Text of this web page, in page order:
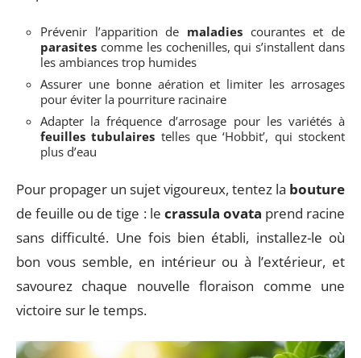
Prévenir l’apparition de maladies courantes et de
parasites comme les cochenilles, qui s’installent dans
les ambiances trop humides
Assurer une bonne aération et limiter les arrosages
pour éviter la pourriture racinaire
Adapter la fréquence d’arrosage pour les variétés à
feuilles tubulaires telles que ‘Hobbit’, qui stockent
plus d’eau
Pour propager un sujet vigoureux, tentez la bouture
de feuille ou de tige : le crassula ovata prend racine
sans difficulté. Une fois bien établi, installez-le où
bon vous semble, en intérieur ou à l’extérieur, et
savourez chaque nouvelle floraison comme une
victoire sur le temps.